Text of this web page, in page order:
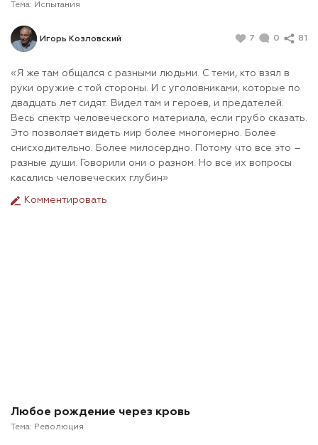
Тема: Испытания
Игорь Козловский 7 0 81
«Я же там общался с разными людьми. С теми, кто взял в
руки оружие с той стороны. И с уголовниками, которые по
двадцать лет сидят. Видел там и героев, и предателей.
Весь спектр человеческого материала, если грубо сказать.
Это позволяет видеть мир более многомерно. Более
снисходительно. Более милосердно. Потому что все это –
разные души. Говорили они о разном. Но все их вопросы
касались человеческих глубин»
Комментировать
Любое рождение через кровь
Тема: Революция